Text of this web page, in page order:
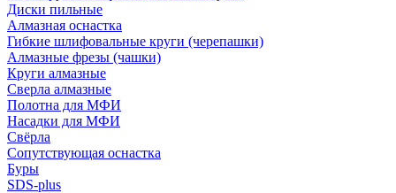
Диски пильные
Алмазная оснастка
Гибкие шлифовальные круги (черепашки)
Алмазные фрезы (чашки)
Круги алмазные
Сверла алмазные
Полотна для МФИ
Насадки для МФИ
Свёрла
Сопутствующая оснастка
Буры
SDS-plus